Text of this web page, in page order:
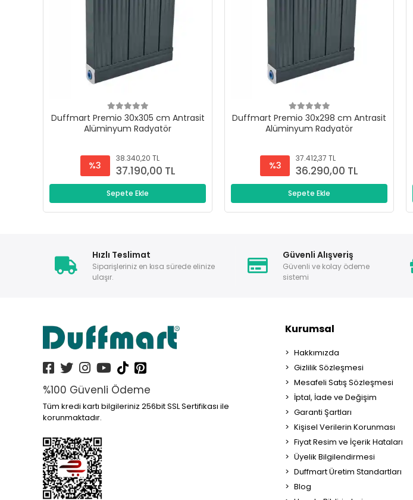
Duffmart Premio 30x305 cm Antrasit
Alüminyum Radyatör
%3
38.340,20 TL
37.190,00 TL
Sepete Ekle
Duffmart Premio 30x298 cm Antrasit
Alüminyum Radyatör
%3
37.412,37 TL
36.290,00 TL
Sepete Ekle
Hızlı Teslimat
Siparişleriniz en kısa sürede elinize
ulaşır.
Güvenli Alışveriş
Güvenli ve kolay ödeme
sistemi
%100 Güvenli Ödeme
Tüm kredi kartı bilgileriniz 256bit SSL Sertifikası ile
korunmaktadır.
Kurumsal
Hakkımızda
Gizlilik Sözleşmesi
Mesafeli Satış Sözleşmesi
İptal, İade ve Değişim
Garanti Şartları
Kişisel Verilerin Korunması
Fiyat Resim ve İçerik Hataları
Üyelik Bilgilendirmesi
Duffmart Üretim Standartları
Blog